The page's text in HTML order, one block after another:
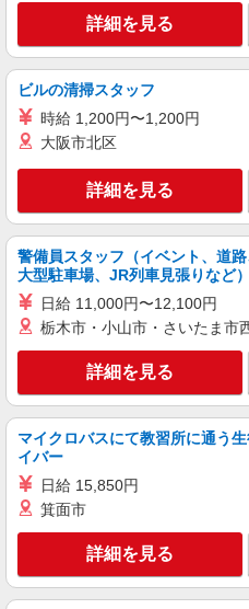
パーソルテンプスタッフ株式会社
ー/26-0556764
＼商社で経験
上などマルチ
時給1600
経験に応じて相
愛知県名
名古屋駅から
抜群の立地です
キープ
派遣社員
パーソルテンプスタッフ株式会社
ー/26-0509186
＼事務未経験
プの仲間も活
時給1550円
分×21日＝
愛知県名
際センター駅
キープ
パーソルエクセルHRパートナーズ
一般事務
詳細を見る
ビルの清掃スタッフ
時給 1,200円〜1,200円
大阪市北区
詳細を見る
警備員スタッフ（イベント、道路
大型駐車場、JR列車見張りなど）
日給 11,000円〜12,100円
栃木市・小山市・さいたま市
詳細を見る
マイクロバスにて教習所に通う
イバー
日給 15,850円
箕面市
詳細を見る